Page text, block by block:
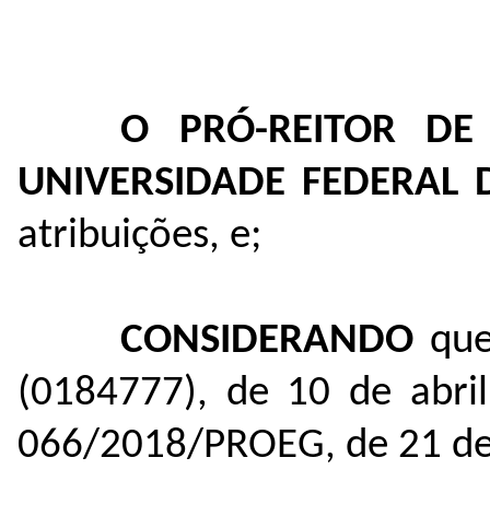
O PRÓ-REITOR
UNIVERSIDADE
atribuições, e;
CONSIDERANDO
(0184777), de 10 de
066/2018/PROEG, de 21